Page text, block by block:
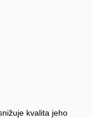
kvalita jeho